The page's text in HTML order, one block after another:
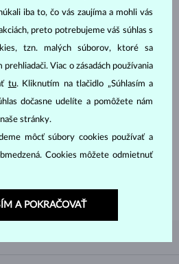
iba to, čo vás zaujíma a mohli vás
preto potrebujeme váš súhlas s
tzn. malých súborov, ktoré sa
Viac o zásadách používania
tu. Kliknutím na tlačidlo „Súhlasím a
dočasne udelíte a pomôžete nám
stránky.
môcť súbory cookies používať a
Cookies môžete odmietnuť
A POKRAČOVAŤ